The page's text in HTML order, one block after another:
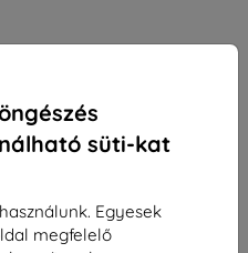
süti-kat
Egyesek
megfelelő
9A / 9AT gaming